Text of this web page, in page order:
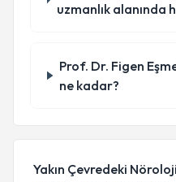
uzmanlık alanında
Prof. Dr. Figen
ne kadar?
Yakın Çevredeki